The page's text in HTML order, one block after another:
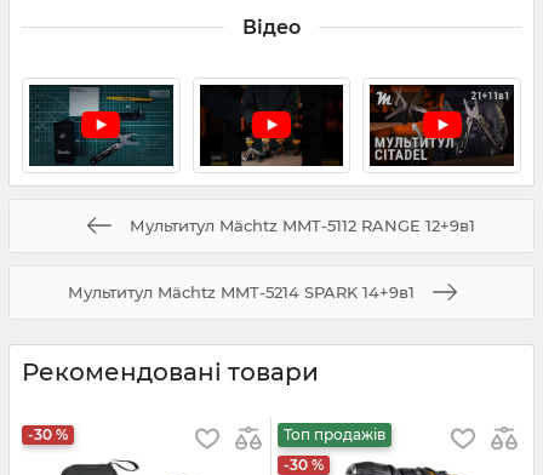
Відео
Мультитул Mächtz MMT-5112 RANGE 12+9в1
Мультитул Mächtz MMT-5214 SPARK 14+9в1
Рекомендовані товари
-30 %
Топ продажів
-30 %